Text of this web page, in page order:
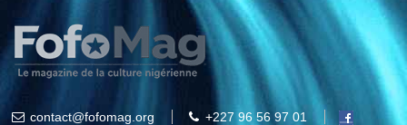
contact@fofomag.org +227 96 56 97 01